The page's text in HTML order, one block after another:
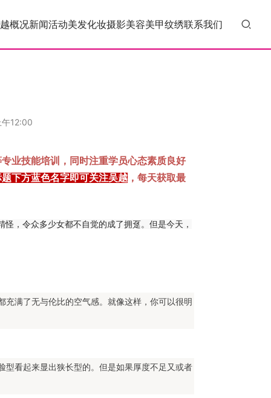
概况新闻活动美发化妆摄影美容美甲纹绣联系我们
12:00
业技能培训，同时注重学员心态素质良好
下方蓝色名字即可关注吴越 ，每天获取最
，令众多少女都不自觉的成了拥趸。但是今天，
满了无与伦比的空气感。就像这样，你可以很明
看起来显出狭长型的。但是如果厚度不足又或者